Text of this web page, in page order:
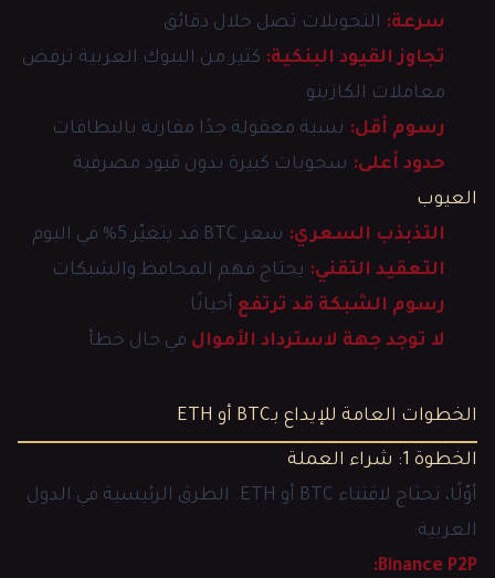
سرعة: التحويلات تصل خلال دقائق
تجاوز القيود البنكية: كثير من البنوك العربية ترفض
معاملات الكازينو
رسوم أقل: نسبة معقولة جدًا مقارنة بالبطاقات
حدود أعلى: سحوبات كبيرة بدون قيود مصرفية
العيوب
التذبذب السعري: سعر BTC قد يتغيّر 5% في اليوم
التعقيد التقني: يحتاج فهم المحافظ والشبكات
رسوم الشبكة قد ترتفع أحيانًا
لا توجد جهة لاسترداد الأموال في حال خطأ
الخطوات العامة للإيداع بـBTC أو ETH
الخطوة 1: شراء العملة
أوّلًا، تحتاج لاقتناء BTC أو ETH. الطرق الرئيسية في الدول
العربية:
Binance P2P: